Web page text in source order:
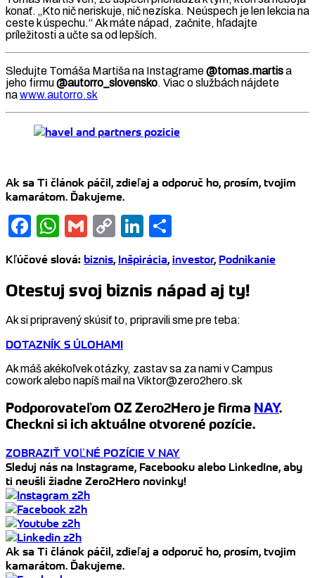
konať. „Kto nič neriskuje, nič nezíska. Neúspech je len lekcia na
ceste k úspechu.“ Ak máte nápad, začnite, hľadajte
príležitosti a učte sa od lepších.
Sledujte Tomáša Martiša na Instagrame@tomas.martisa
jeho firmu@autorro_slovensko. Viac o službách nájdete
nawww.autorro.sk
Ak sa Ti článok páčil, zdieľaj a odporuč ho, prosím, tvojim
kamarátom. Ďakujeme.
Facebook
WhatsApp
GmailCopyLinkedIn
Kľúčové slová: biznis, Inšpirácia, investor, Podnikanie
Otestuj svoj biznis nápad aj ty!
Ak si pripravený skúsiť to, pripravili sme pre teba:
DOTAZNÍK S ÚLOHAMI
Ak máš akékoľvek otázky, zastav sa za nami v Campus
cowork alebo napíš mail na Viktor@zero2hero.sk
Podporovateľom OZ Zero2Hero je firma NAY.
Checkni si ich aktuálne otvorené pozície.
ZOBRAZIŤ VOĽNÉ POZÍCIE V NAY
Sleduj nás na Instagrame, Facebooku alebo LinkedIne, aby
ti neušli žiadne Zero2Hero novinky!
Ak sa Ti článok páčil, zdieľaj a odporuč ho, prosím, tvojim
kamarátom. Ďakujeme.